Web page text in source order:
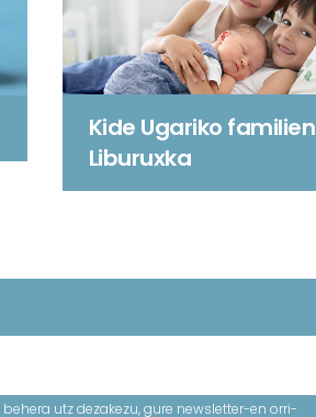
Kide Ugariko familien
Liburuxka
utz dezakezu, gure newsletter-en orri-